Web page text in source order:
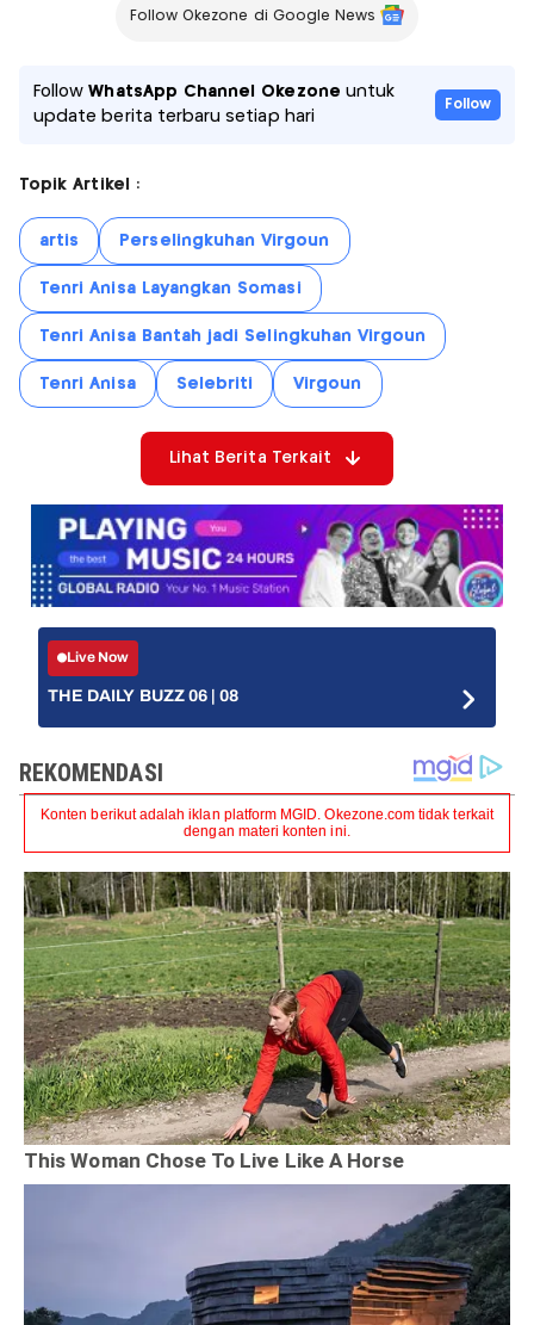
Follow Okezone di Google News
FollowWhatsApp Channel Okezone untuk
update berita terbaru setiap hari
Follow
Topik Artikel :
artis Perselingkuhan Virgoun
Tenri Anisa Layangkan Somasi
Tenri Anisa Bantah jadi Selingkuhan Virgoun
Tenri Anisa Selebriti Virgoun
Lihat Berita Terkait
Live Now
THE DAILY BUZZ 06 | 08